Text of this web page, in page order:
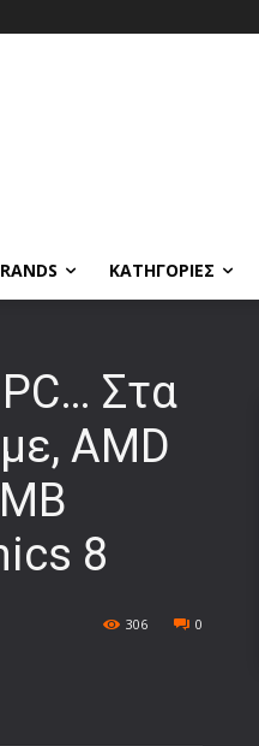
ΚΑΤΗΓΟΡΙΕΣ
Στα
AMD
8
0
306